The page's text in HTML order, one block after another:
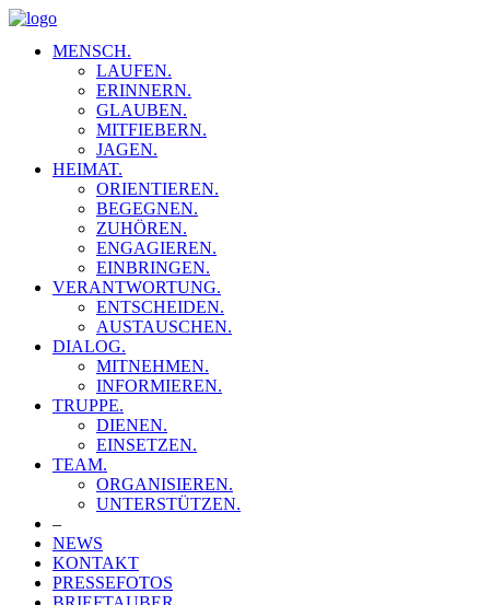
MENSCH.
LAUFEN.
ERINNERN.
GLAUBEN.
MITFIEBERN.
JAGEN.
HEIMAT.
ORIENTIEREN.
BEGEGNEN.
ZUHÖREN.
ENGAGIEREN.
EINBRINGEN.
VERANTWORTUNG.
ENTSCHEIDEN.
AUSTAUSCHEN.
DIALOG.
MITNEHMEN.
INFORMIEREN.
TRUPPE.
DIENEN.
EINSETZEN.
TEAM.
ORGANISIEREN.
UNTERSTÜTZEN.
–
NEWS
KONTAKT
PRESSEFOTOS